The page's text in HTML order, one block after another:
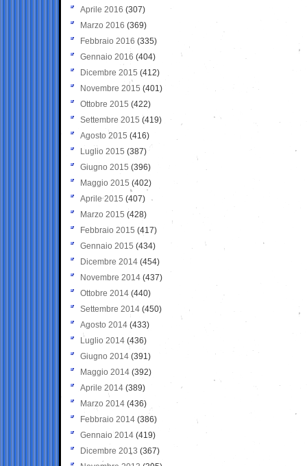
Aprile 2016 (307)
Marzo 2016 (369)
Febbraio 2016 (335)
Gennaio 2016 (404)
Dicembre 2015 (412)
Novembre 2015 (401)
Ottobre 2015 (422)
Settembre 2015 (419)
Agosto 2015 (416)
Luglio 2015 (387)
Giugno 2015 (396)
Maggio 2015 (402)
Aprile 2015 (407)
Marzo 2015 (428)
Febbraio 2015 (417)
Gennaio 2015 (434)
Dicembre 2014 (454)
Novembre 2014 (437)
Ottobre 2014 (440)
Settembre 2014 (450)
Agosto 2014 (433)
Luglio 2014 (436)
Giugno 2014 (391)
Maggio 2014 (392)
Aprile 2014 (389)
Marzo 2014 (436)
Febbraio 2014 (386)
Gennaio 2014 (419)
Dicembre 2013 (367)